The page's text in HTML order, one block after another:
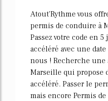
Atout'Rythme vous
permis de conduire à
Passez votre code en
accéléré avec une
nous ! Recherche une
Marseille qui propose
accéléré. Passer le
mais encore Permis